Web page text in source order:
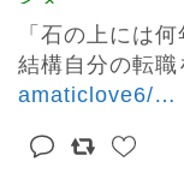
「石の上には
結構自分の転職
amaticlove6/…